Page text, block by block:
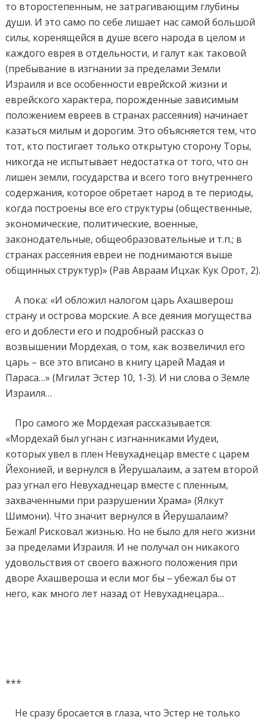
то второстепенным, не затрагивающим глубины
души. И это само по себе лишает нас самой большой
силы, коренящейся в душе всего народа в целом и
каждого еврея в отдельности, и галут как таковой
(пребывание в изгнании за пределами Земли
Израиля и все особенности еврейской жизни и
еврейского характера, порожденные зависимым
положением евреев в странах рассеяния) начинает
казаться милым и дорогим. Это объясняется тем, что
тот, кто постигает только открытую сторону Торы,
никогда не испытывает недостатка от того, что он
лишен земли, государства и всего того внутреннего
содержания, которое обретает народ в те периоды,
когда построены все его структуры (общественные,
экономические, политические, военные,
законодательные, общеобразовательные и т.п.; в
странах рассеяния евреи не поднимаются выше
общинных структур)» (Рав Авраам Ицхак Кук Орот, 2).
А пока: «И обложил налогом царь Ахашверош
страну и острова морские. А все деяния могущества
его и доблести его и подробный рассказ о
возвышении Мордехая, о том, как возвеличил его
царь – все это вписано в книгу царей Мадая и
Параса…» (Мгилат Эстер 10, 1-3). И ни слова о Земле
Израиля…
Про самого же Мордехая рассказывается:
«Мордехай был угнан с изгнанниками Иудеи,
которых увел в плен Невухаднецар вместе с царем
Йехонией, и вернулся в Йерушалаим, а затем второй
раз угнал его Невухаднецар вместе с пленным,
захваченными при разрушении Храма» (Ялкут
Шимони). Что значит вернулся в Йерушалаим?
Бежал! Рисковал жизнью. Но не было для него жизни
за пределами Израиля. И не получал он никакого
удовольствия от своего важного положения при
дворе Ахашвероша и если мог бы – убежал бы от
него, как много лет назад от Невухаднецара…
***
Не сразу бросается в глаза, что Эстер не только